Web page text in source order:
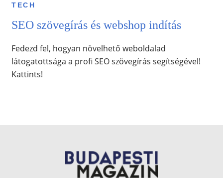
TECH
SEO szövegírás és webshop indítás
Fedezd fel, hogyan növelhető weboldalad
látogatottsága a profi SEO szövegírás segítségével!
Kattints!